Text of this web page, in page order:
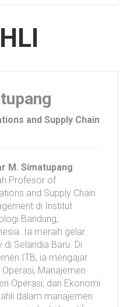
and Supply Chain
M. Simatupang
Profesor of
and Supply Chain
di Institut
Bandung,
Ia meraih gelar
di Selandia Baru. Di
ITB, ia mengajar
Manajemen
Operasi, dan Ekonomi
dalam manajemen